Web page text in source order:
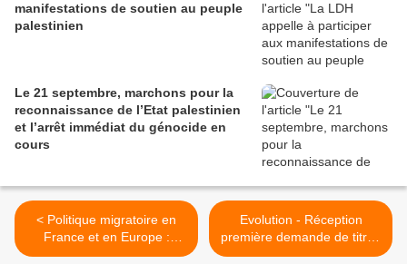
manifestations de soutien au peuple
palestinien
Le 21 septembre, marchons pour la
reconnaissance de l’Etat palestinien
et l’arrêt immédiat du génocide en
cours
< Politique migratoire en
France et en Europe :
Analyse et perspectives
Evolution - Réception
première demande de titres
de séjour - Préfecture de